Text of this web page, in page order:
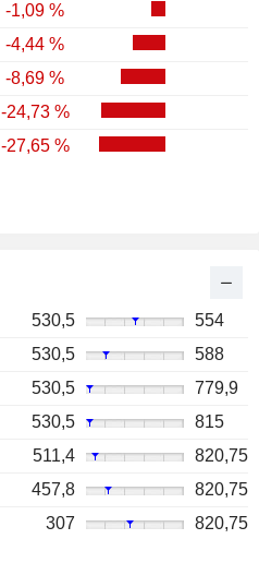
-1,09 %
-4,44 %
-8,69 %
-24,73 %
-27,65 %
530,5
554
530,5
588
530,5
779,9
530,5
815
511,4
820,75
457,8
820,75
307 820,75